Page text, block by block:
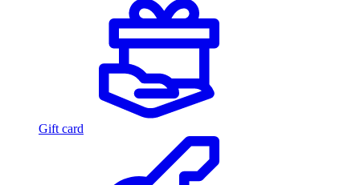
Gift card